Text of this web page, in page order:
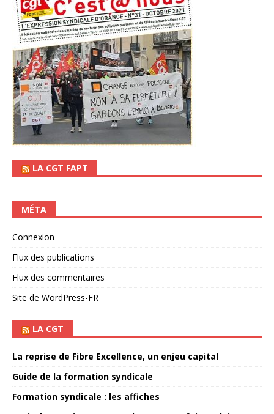
LA CGT FAPT
MÉTA
Connexion
Flux des publications
Flux des commentaires
Site de WordPress-FR
LA CGT
La reprise de Fibre Excellence, un enjeu capital
Guide de la formation syndicale
Formation syndicale : les affiches